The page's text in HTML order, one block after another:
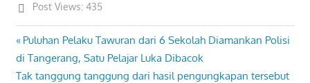
Post Views: 435
Post
navigation
Previous
Post:
Puluhan Pelaku Tawuran dari 6 Sekolah Diamankan Polisi
di Tangerang, Satu Pelajar Luka Dibacok
Next
Tak tanggung tanggung dari hasil pengungkapan tersebut